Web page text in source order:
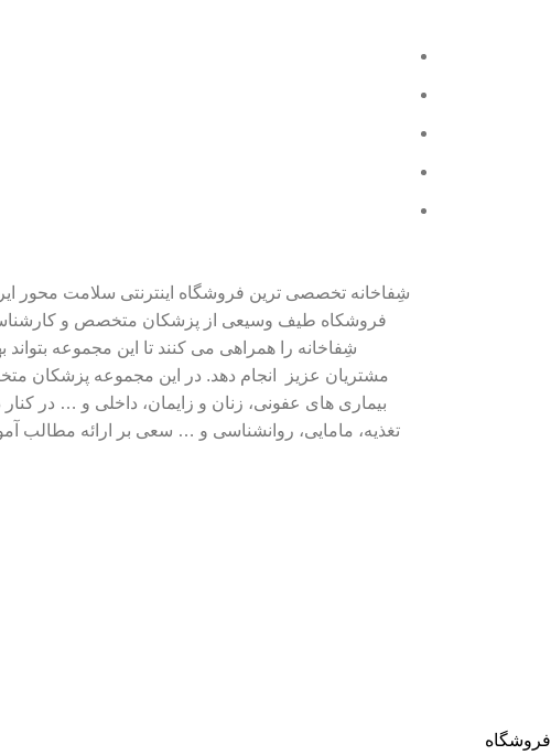
شِفاخانه تخصصی ترین فروشگاه اینترنتی سلامت محور
فروشکاه طیف وسیعی از پزشکان متخصص و
شِفاخانه را همراهی می کنند تا این مجموعه
مشتریان عزیز انجام دهد. در این مجموعه پزشکان
بیماری های عفونی، زنان و زایمان، داخلی و … در
تغذیه، مامایی، روانشناسی و … سعی بر ارائه مطالب
فروشگاه